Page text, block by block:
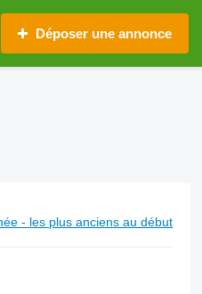
Déposer une annonce
- les plus anciens au début